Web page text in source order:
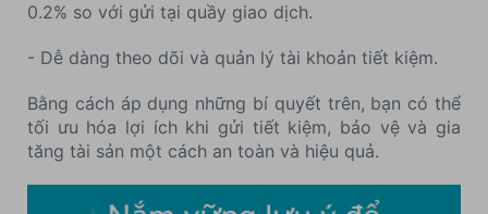
0.2% so với gửi tại quầy giao dịch.
- Dễ dàng theo dõi và quản lý tài khoản tiết kiệm.
Bằng cách áp dụng những bí quyết trên, bạn có thể
tối ưu hóa lợi ích khi gửi tiết kiệm, bảo vệ và gia
tăng tài sản một cách an toàn và hiệu quả.